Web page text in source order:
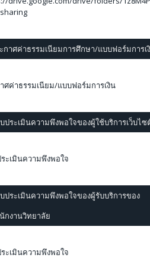
กาศค่าธรรมเนียมการศึกษา/แบบฟอร์มการเ
ศค่าธรรมเนียม/แบบฟอร์มการเงิน
ประเมินความพึงพอใจของผู้ใช้บริการเว็บไซ
ะเมินความพึงพอใจ
ประเมินความพึงพอใจของผู้รับบริการของ
กงานวิทยาลัย
ะเมินความพึงพอใจ